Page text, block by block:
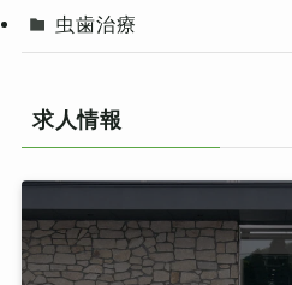
虫歯治療
求人情報